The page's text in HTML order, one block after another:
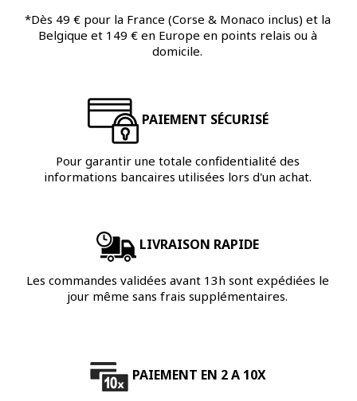
*Dès 49 € pour la France (Corse & Monaco inclus) et la
Belgique et 149 € en Europe en points relais ou à
domicile.
PAIEMENT SÉCURISÉ
Pour garantir une totale confidentialité des
informations bancaires utilisées lors d'un achat.
LIVRAISON RAPIDE
Les commandes validées avant 13h sont expédiées le
jour même sans frais supplémentaires.
PAIEMENT EN 2 A 10X